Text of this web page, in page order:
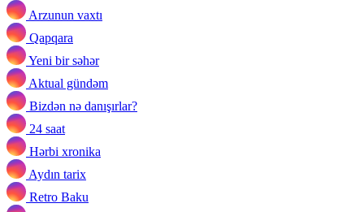
Arzunun vaxtı
Qapqara
Yeni bir səhər
Aktual gündəm
Bizdən nə danışırlar?
24 saat
Hərbi xronika
Aydın tarix
Retro Baku